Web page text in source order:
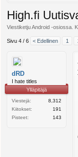
High.fi
ViestiketjuAndroid -osiossa.
Sivu 4 / 6 < Edellinen 1
dRD
I hate titles
Ylläpitäjä
Viestejä:
8,312
Kiitokset:
191
Pisteet:
143